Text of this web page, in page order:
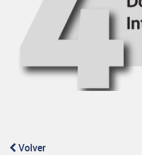
Volver